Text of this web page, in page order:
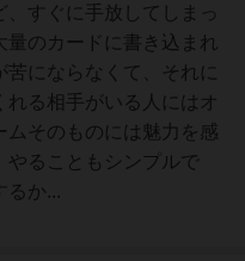
すぐに手放してしまっ
のカードに書き込まれ
にならなくて、それに
れる相手がいる人にはオ
ムそのものには魅力を感
やることもシンプルで
るか...